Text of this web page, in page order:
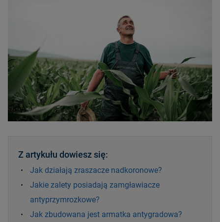
Z artykułu dowiesz się:
Jak działają zraszacze nadkoronowe?
Jakie zalety posiadają zamgławiacze
antyprzymrozkowe?
Jak zbudowana jest armatka antygradowa?